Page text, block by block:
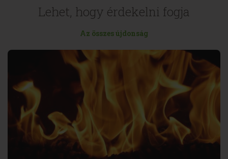
Lehet, hogy érdekelni fogja
Az összes újdonság